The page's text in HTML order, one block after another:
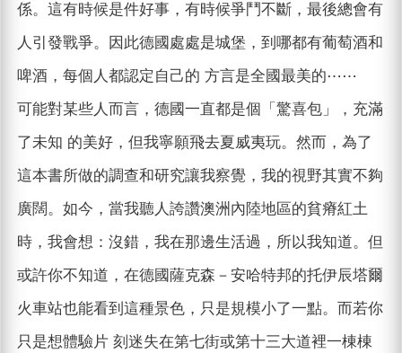
係。這有時候是件好事，有時候爭鬥不斷，最後總會有
人引發戰爭。因此德國處處是城堡，到哪都有葡萄酒和
啤酒，每個人都認定自己的 方言是全國最美的⋯⋯
可能對某些人而言，德國一直都是個「驚喜包」，充滿
了未知 的美好，但我寧願飛去夏威夷玩。然而，為了
這本書所做的調查和研究讓我察覺，我的視野其實不夠
廣闊。如今，當我聽人誇讚澳洲內陸地區的貧瘠紅土
時，我會想：沒錯，我在那邊生活過，所以我知道。但
或許你不知道，在德國薩克森－安哈特邦的托伊辰塔爾
火車站也能看到這種景色，只是規模小了一點。而若你
只是想體驗片 刻迷失在第七街或第十三大道裡一棟棟